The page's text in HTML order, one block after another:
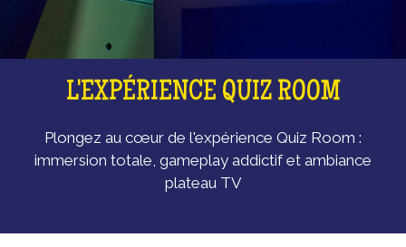
L'EXPÉRIENCE QUIZ ROOM
Plongez au cœur de l'expérience Quiz Room :
immersion totale, gameplay addictif et ambiance
plateau TV